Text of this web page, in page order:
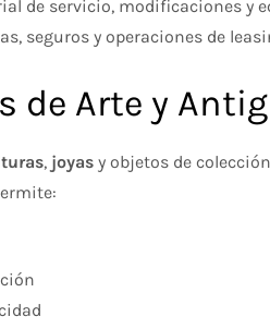
de servicio, modificaciones y
seguros y operaciones de
de Arte y
, joyas y objetos de